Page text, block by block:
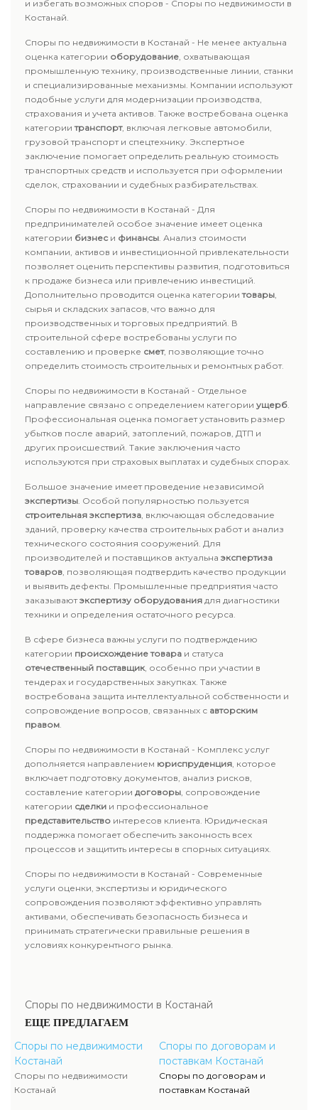
и избегать возможных споров - Споры по недвижимости в
Костанай.
Споры по недвижимости в Костанай - Не менее актуальна
оценка категории оборудование, охватывающая
промышленную технику, производственные линии, станки
и специализированные механизмы. Компании используют
подобные услуги для модернизации производства,
страхования и учета активов. Также востребована оценка
категориитранспорт, включая легковые автомобили,
грузовой транспорт и спецтехнику. Экспертное
заключение помогает определить реальную стоимость
транспортных средств и используется при оформлении
сделок, страховании и судебных разбирательствах.
Споры по недвижимости в Костанай - Для
предпринимателей особое значение имеет оценка
категории бизнес и финансы. Анализ стоимости
компании, активов и инвестиционной привлекательности
позволяет оценить перспективы развития, подготовиться
к продаже бизнеса или привлечению инвестиций.
Дополнительно проводится оценка категориитовары,
сырья и складских запасов, что важно для
производственных и торговых предприятий. В
строительной сфере востребованы услуги по
составлению и проверке смет, позволяющие точно
определить стоимость строительных и ремонтных работ.
Споры по недвижимости в Костанай - Отдельное
направление связано с определением категории ущерб.
Профессиональная оценка помогает установить размер
убытков после аварий, затоплений, пожаров, ДТП и
других происшествий. Такие заключения часто
используются при страховых выплатах и судебных спорах.
Большое значение имеет проведение независимой
экспертизы. Особой популярностью пользуется
строительная экспертиза, включающая обследование
зданий, проверку качества строительных работ и анализ
технического состояния сооружений. Для
производителей и поставщиков актуальна экспертиза
товаров, позволяющая подтвердить качество продукции
и выявить дефекты. Промышленные предприятия часто
заказываютэкспертизу оборудования для диагностики
техники и определения остаточного ресурса.
В сфере бизнеса важны услуги по подтверждению
категории происхождение товара и статуса
отечественный поставщик, особенно при участии в
тендерах и государственных закупках. Также
востребована защита интеллектуальной собственности и
сопровождение вопросов, связанных с авторским
правом.
Споры по недвижимости в Костанай - Комплекс услуг
дополняется направлением юриспруденция, которое
включает подготовку документов, анализ рисков,
составление категории договоры, сопровождение
категории сделки и профессиональное
представительство интересов клиента. Юридическая
поддержка помогает обеспечить законность всех
процессов и защитить интересы в спорных ситуациях.
Споры по недвижимости в Костанай - Современные
услуги оценки, экспертизы и юридического
сопровождения позволяют эффективно управлять
активами, обеспечивать безопасность бизнеса и
принимать стратегически правильные решения в
условиях конкурентного рынка.
Споры по недвижимости в Костанай
ЕЩЕ ПРЕДЛАГАЕМ
Споры по недвижимости
Костанай
Споры по недвижимости
Костанай
Споры по договорам и
поставкам Костанай
Споры по договорам и
поставкам Костанай